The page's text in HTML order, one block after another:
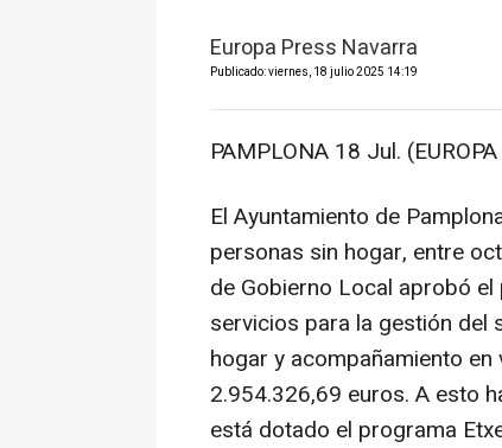
Europa Press Navarra
Publicado: viernes, 18 julio 2025 14:19
PAMPLONA 18 Jul.
El Ayuntamiento de
personas sin hogar, entre
de Gobierno Local aprobó
servicios para la gestión del
hogar y acompañamiento
2.954.326,69 euros. A esto
está dotado el programa